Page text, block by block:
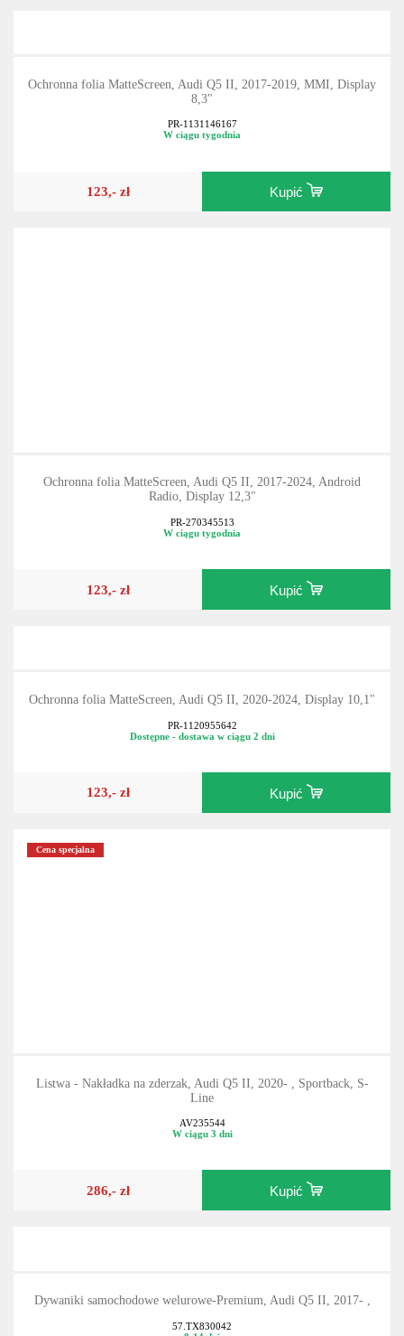
Ochronna folia MatteScreen, Audi Q5 II, 2017-2019, MMI, Display
8,3"
PR-1131146167
W ciągu tygodnia
123,- zł Kupić
Ochronna folia MatteScreen, Audi Q5 II, 2017-2024, Android
Radio, Display 12,3"
PR-270345513
W ciągu tygodnia
123,- zł Kupić
Ochronna folia MatteScreen, Audi Q5 II, 2020-2024, Display 10,1"
PR-1120955642
Dostępne - dostawa w ciągu 2 dni
123,- zł Kupić
Cena specjalna
Listwa - Nakładka na zderzak, Audi Q5 II, 2020- , Sportback, S-
Line
AV235544
W ciągu 3 dni
286,- zł Kupić
Dywaniki samochodowe welurowe-Premium, Audi Q5 II, 2017- ,
57.TX830042